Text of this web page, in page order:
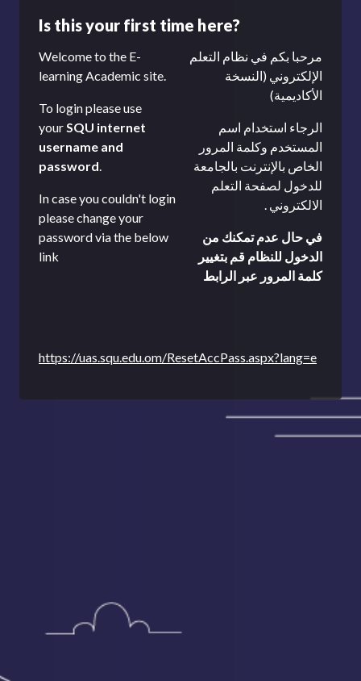
Is this your first time here?
Welcome to the E-
learning Academic site.
To login please use
yourSQU internet
username and
password.
In case you couldn't login
please change your
password via the below
link
مرحبا بكم في نظام التعلم
الإلكتروني (النسخة
الأكاديمية)
الرجاء استخدام اسم
المستخدم وكلمة المرور
الخاص بالإنترنت بالجامعة
للدخول لصفحة التعلم
الالكتروني .
في حال عدم تمكنك من
الدخول للنظام قم بتغيير
كلمة المرور عبر الرابط
https://uas.squ.edu.om/ResetAccPass.aspx?lang=e